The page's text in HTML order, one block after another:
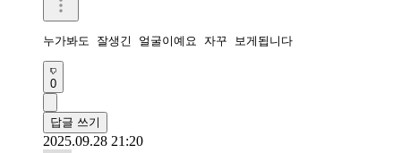
0
답글 쓰기
2025.09.28 21:20